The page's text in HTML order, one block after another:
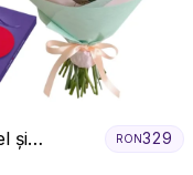
și
RON329